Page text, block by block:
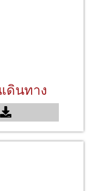
ดินทาง